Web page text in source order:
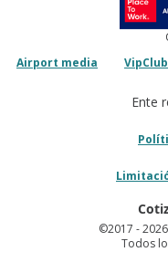
Airport media
VipClub
Ente
©2017 -
Todos